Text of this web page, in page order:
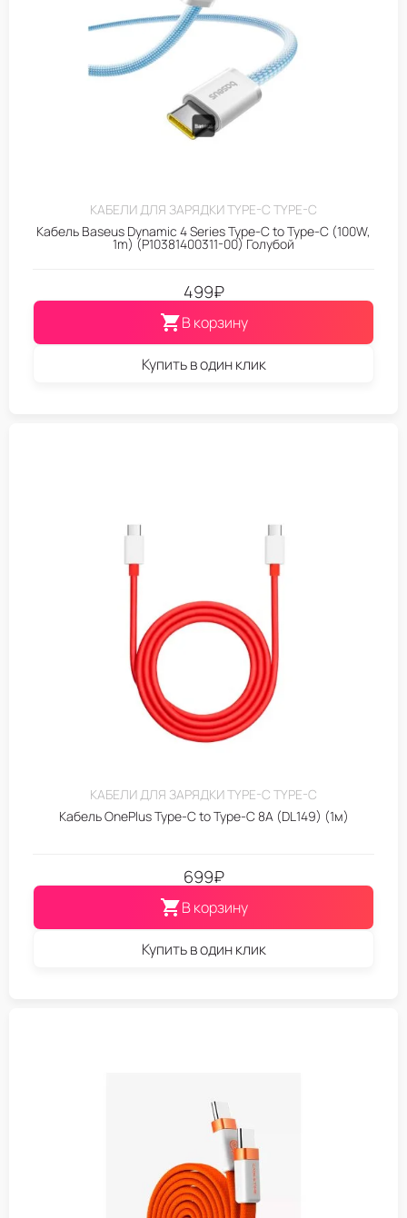
КАБЕЛИ ДЛЯ ЗАРЯДКИ TYPE-C TYPE-C
Кабель Baseus Dynamic 4 Series Type-C to Type-C (100W,
1m) (P10381400311-00) Голубой
499₽
В корзину
Купить в один клик
КАБЕЛИ ДЛЯ ЗАРЯДКИ TYPE-C TYPE-C
Кабель OnePlus Type-C to Type-C 8A (DL149) (1м)
699₽
В корзину
Купить в один клик